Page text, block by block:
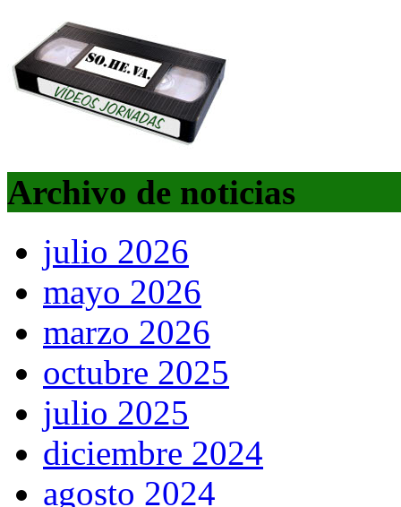
Archivo de noticias
julio 2026
mayo 2026
marzo 2026
octubre 2025
julio 2025
diciembre 2024
agosto 2024